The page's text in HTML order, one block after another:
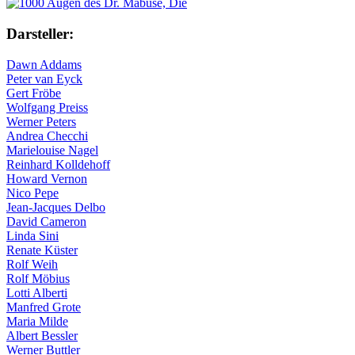
Darsteller:
Dawn Addams
Peter van Eyck
Gert Fröbe
Wolfgang Preiss
Werner Peters
Andrea Checchi
Marielouise Nagel
Reinhard Kolldehoff
Howard Vernon
Nico Pepe
Jean-Jacques Delbo
David Cameron
Linda Sini
Renate Küster
Rolf Weih
Rolf Möbius
Lotti Alberti
Manfred Grote
Maria Milde
Albert Bessler
Werner Buttler